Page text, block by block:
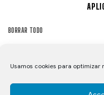
Usamos cookies para optimizar
BORRAR TODO
CICLISMO INFANTIL